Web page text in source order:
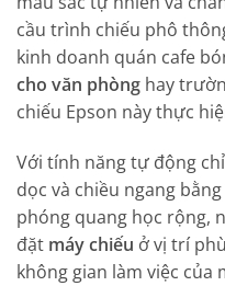
cầu trình chiếu phô
kinh doanh quán cafe
cho văn phòng hay
chiếu Epson này thực
Với tính năng tự động
dọc và chiều ngang
phóng quang học rộng,
đặt máy chiếu ở vị trí
không gian làm việc